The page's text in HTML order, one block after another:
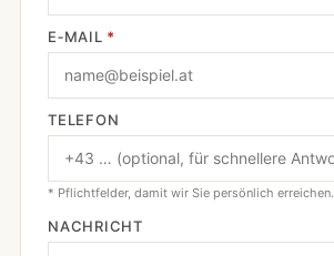
E‑MAIL *
TELEFON
* Pflichtfelder, damit wir Sie persönlich erreichen.
NACHRICHT